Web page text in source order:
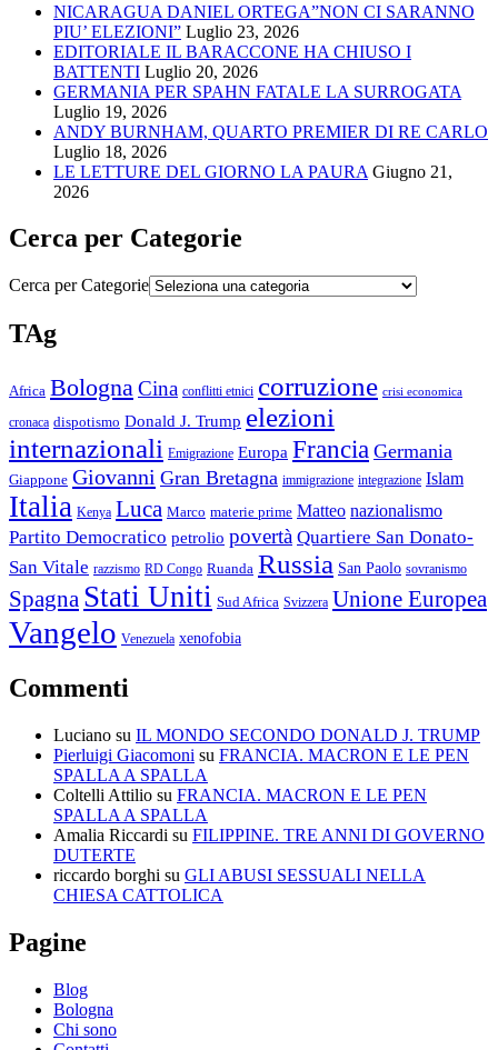
NICARAGUA DANIEL ORTEGA”NON CI SARANNO
PIU’ ELEZIONI” Luglio 23, 2026
EDITORIALE IL BARACCONE HA CHIUSO I
BATTENTI Luglio 20, 2026
GERMANIA PER SPAHN FATALE LA SURROGATA
Luglio 19, 2026
ANDY BURNHAM, QUARTO PREMIER DI RE CARLO
Luglio 18, 2026
LE LETTURE DEL GIORNO LA PAURA Giugno 21,
2026
Cerca per Categorie
Cerca per Categorie
TAg
Africa BolognaCina conflitti etnici corruzione crisi economica
cronaca dispotismo Donald J. Trump elezioni
internazionali Emigrazione Europa Francia Germania
Giappone Giovanni Gran Bretagna immigrazione integrazione Islam
Italia Kenya Luca Marco materie prime Matteo nazionalismo
Partito Democratico petrolio povertà Quartiere San Donato-
San Vitale razzismo RD Congo Ruanda Russia San Paolo sovranismo
Spagna Stati Uniti Sud Africa Svizzera Unione Europea
Vangelo Venezuela xenofobia
Commenti
Luciano su IL MONDO SECONDO DONALD J. TRUMP
Pierluigi Giacomoni su FRANCIA. MACRON E LE PEN
SPALLA A SPALLA
Coltelli Attilio su FRANCIA. MACRON E LE PEN
SPALLA A SPALLA
Amalia Riccardi su FILIPPINE. TRE ANNI DI GOVERNO
DUTERTE
riccardo borghi su GLI ABUSI SESSUALI NELLA
CHIESA CATTOLICA
Pagine
Blog
Bologna
Chi sono